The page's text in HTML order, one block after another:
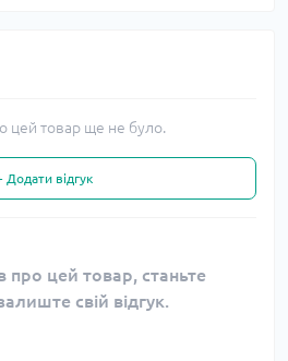
цей товар ще не було.
Додати відгук
про цей товар, станьте
свій відгук.